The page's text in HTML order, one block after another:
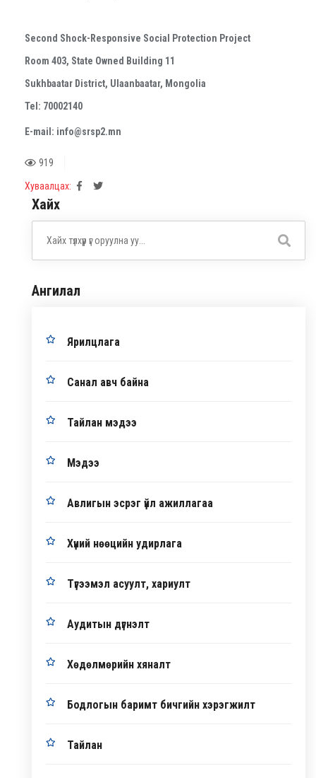
Second Shock-Responsive Social Protection Project
Room 403, State Owned Building 11
Sukhbaatar District, Ulaanbaatar, Mongolia
Tel: 70002140
E-mail: info@srsp2.mn
919
Хуваалцах:
Хайх
Ангилал
Ярилцлага
Санал авч байна
Тайлан мэдээ
Мэдээ
Авлигын эсрэг үйл ажиллагаа
Хүний нөөцийн удирлага
Түгээмэл асуулт, хариулт
Аудитын дүгнэлт
Хөдөлмөрийн хяналт
Бодлогын баримт бичгийн хэрэгжилт
Тайлан